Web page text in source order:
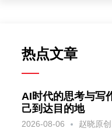
热点文章
AI时代的思考与
己到达目的地
2026-08-06 赵晓原创